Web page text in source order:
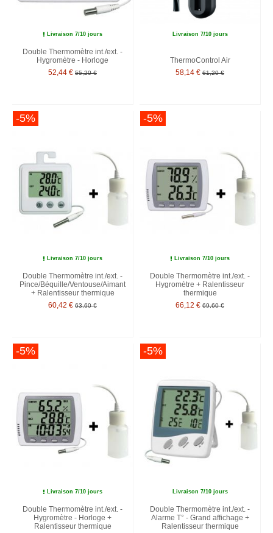
Livraison 7/10 jours
Double Thermomètre int./ext. -
Hygromètre - Horloge
52,44 € 55,20 €
Livraison 7/10 jours
ThermoControl Air
58,14 € 61,20 €
-5%
Livraison 7/10 jours
Double Thermomètre int./ext. -
Pince/Béquille/Ventouse/Aimant
+ Ralentisseur thermique
60,42 € 63,60 €
-5%
Livraison 7/10 jours
Double Thermomètre int./ext. -
Hygromètre + Ralentisseur
thermique
66,12 € 69,60 €
-5%
Livraison 7/10 jours
Double Thermomètre int./ext. -
Hygromètre - Horloge +
Ralentisseur thermique
-5%
Livraison 7/10 jours
Double Thermomètre int./ext. -
Alarme T° - Grand affichage +
Ralentisseur thermique